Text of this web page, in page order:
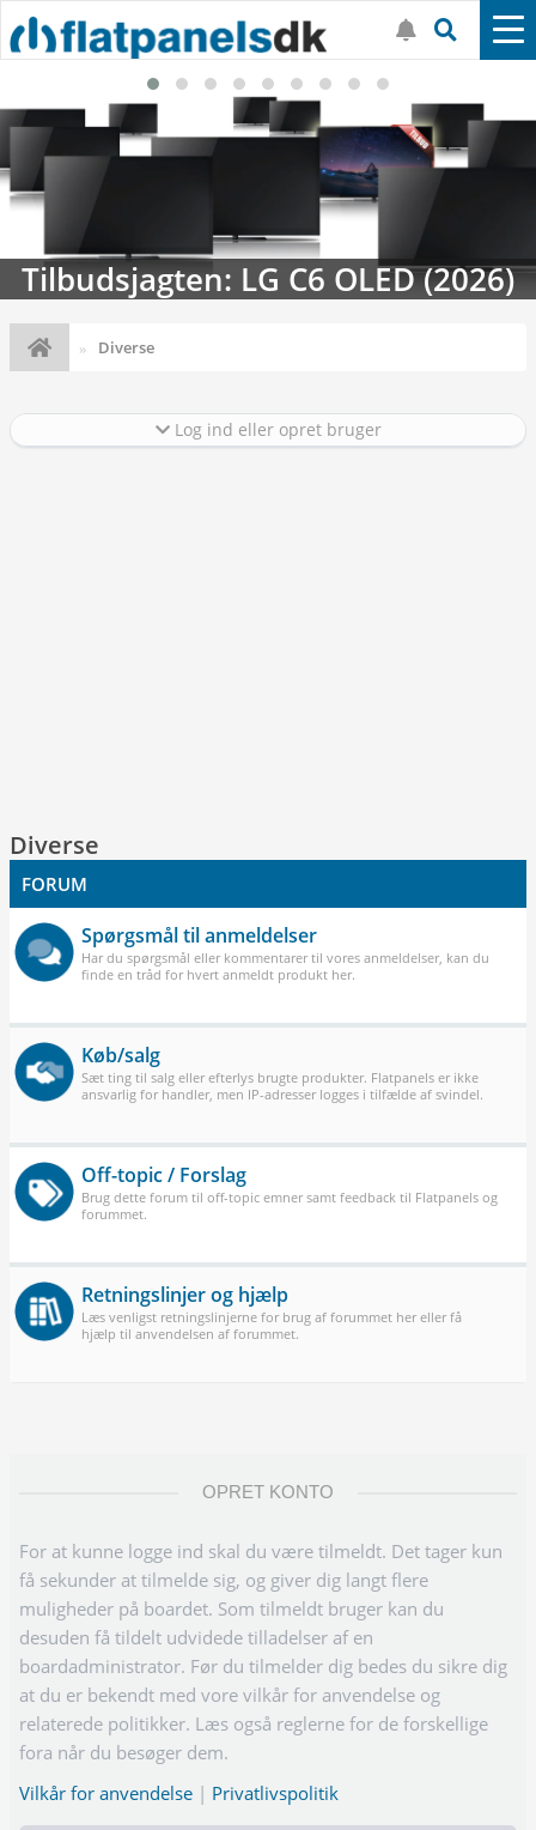
Tilbudsjagten: LG C6 OLED (2026)
Diverse
Log ind eller opret bruger
Diverse
FORUM
Spørgsmål til anmeldelser
Har du spørgsmål eller kommentarer til vores anmeldelser, kan du
finde en tråd for hvert anmeldt produkt her.
Køb/salg
Sæt ting til salg eller efterlys brugte produkter. Flatpanels er ikke
ansvarlig for handler, men IP-adresser logges i tilfælde af svindel.
Off-topic / Forslag
Brug dette forum til off-topic emner samt feedback til Flatpanels og
forummet.
Retningslinjer og hjælp
Læs venligst retningslinjerne for brug af forummet her eller få
hjælp til anvendelsen af forummet.
OPRET KONTO
For at kunne logge ind skal du være tilmeldt. Det tager kun
få sekunder at tilmelde sig, og giver dig langt flere
muligheder på boardet. Som tilmeldt bruger kan du
desuden få tildelt udvidede tilladelser af en
boardadministrator. Før du tilmelder dig bedes du sikre dig
at du er bekendt med vore vilkår for anvendelse og
relaterede politikker. Læs også reglerne for de forskellige
fora når du besøger dem.
Vilkår for anvendelse | Privatlivspolitik